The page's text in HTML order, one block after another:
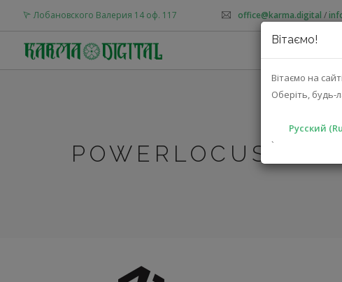
Вітаємо!
Вітаємо на
Оберіть, будь-
Русский
`
Лобановского Валерия 14 оф. 117 office@karma.digital /
POWERLOCUS